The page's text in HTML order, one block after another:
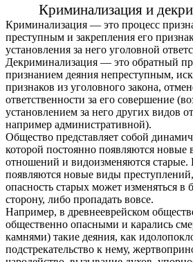
Криминализация и
Криминализация — это процесс
преступным и закрепления его
установления за него уголовной
Декриминализация — это обратный
признанием деяния непреступным,
признаков из уголовного закона,
ответственности за его совершение
установлением за него других видов
например административной).
Общество представляет собой
которой постоянно появляются
отношений и видоизменяются старые.
появляются новые виды
опасность старых может изменяться
сторону, либо пропадать вовсе.
Например, в древнееврейском
общественно опасными и карались
камнями) такие деяния, как
подстрекательство к нему,